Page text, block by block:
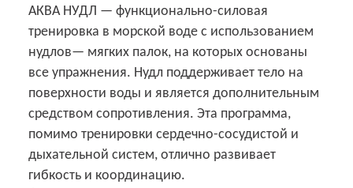
АКВА НУДЛ — функционально-силовая
тренировка в морской воде с использованием
нудлов— мягких палок, на которых основаны
все упражнения. Нудл поддерживает тело на
поверхности воды и является дополнительным
средством сопротивления. Эта программа,
помимо тренировки сердечно-сосудистой и
дыхательной систем, отлично развивает
гибкость и координацию.